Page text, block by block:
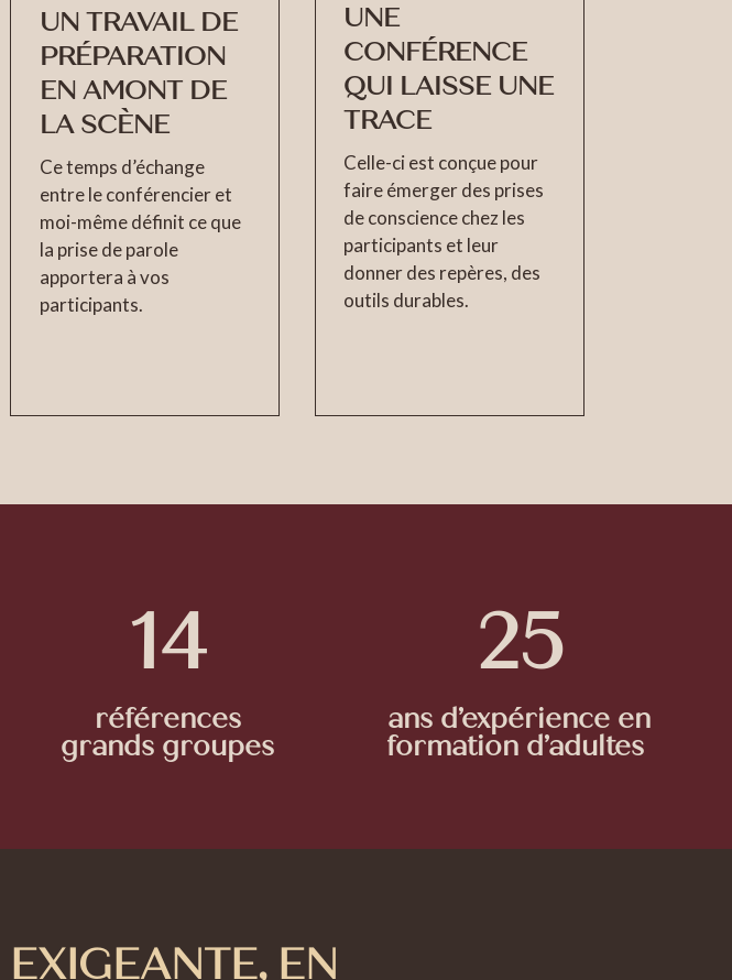
UN TRAVAIL DE
PRÉPARATION
EN AMONT DE
LA SCÈNE
Ce temps d’échange
entre le conférencier et
moi-même définit ce que
la prise de parole
apportera à vos
participants.
UNE
CONFÉRENCE
QUI LAISSE UNE
TRACE
Celle-ci est conçue pour
faire émerger des prises
de conscience chez les
participants et leur
donner des repères, des
outils durables.
14
références
grands groupes
25
ans d’expérience en
formation d’adultes
EXIGEANTE, EN